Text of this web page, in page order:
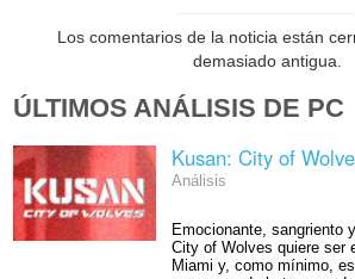
Los comentarios de la noticia están
demasiado antigua.
ÚLTIMOS ANÁLISIS DE PC
Kusan: City of
Análisis
Emocionante, sangriento
City of Wolves quiere ser
Miami y, como mínimo,